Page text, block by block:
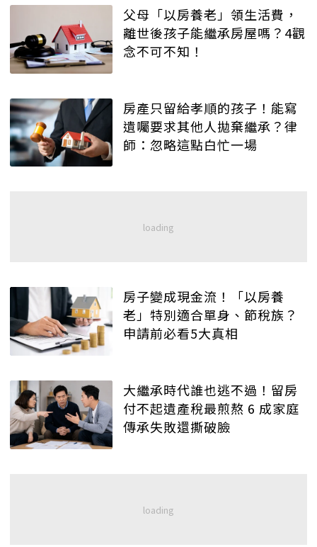
父母「以房養老」領生活費，
離世後孩子能繼承房屋嗎？4觀
念不可不知！
房產只留給孝順的孩子！能寫
遺囑要求其他人拋棄繼承？律
師：忽略這點白忙一場
房子變成現金流！「以房養
老」特別適合單身、節稅族？
申請前必看5大真相
大繼承時代誰也逃不過！留房
付不起遺產稅最煎熬 6 成家庭
傳承失敗還撕破臉